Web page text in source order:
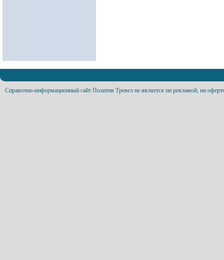
Справочно-информационный сайт Позитив Тревел не является ни рекламой, ни